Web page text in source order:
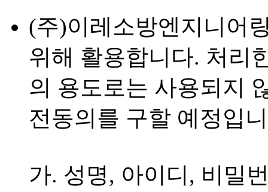
(주)이레소방엔지니어
위해 활용합니다. 처리
의 용도로는 사용되지
전동의를 구할 예정입
가. 성명, 아이디, 비밀